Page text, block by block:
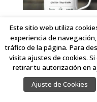
COPYRIGHT © 2023 LINKING
Este sitio web utiliza
experiencia de
tráfico de la página. Para
visita ajustes de cookies.
retirar tu autorización en
Ajuste de Cookies